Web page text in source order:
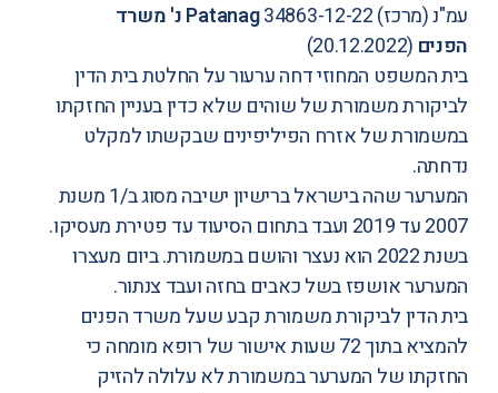
עמ"נ (מרכז)34863-12-22
Patanagנ' משרד
הפנים (20.12.2022)
בית המשפט המחוזי דחה ערעור על החלטת בית הדין
לביקורת משמורת של שוהים שלא כדין בעניין החזקתו
במשמורת של אזרח הפיליפינים שבקשתו למקלט
נדחתה.
המערער שהה בישראל ברישיון ישיבה מסוג ב/1 משנת
2007 עד 2019 ועבד בתחום הסיעוד עד פטירת מעסיקו.
בשנת 2022 הוא נעצר והושם במשמורת. ביום מעצרו
המערער אושפז בשל כאבים בחזה ועבד צנתור.
בית הדין לביקורת משמורת קבע שעל משרד הפנים
להמציא בתוך 72 שעות אישור של רופא מומחה כי
החזקתו של המערער במשמורת לא עלולה להזיק